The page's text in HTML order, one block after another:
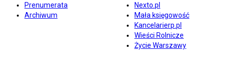
Prenumerata
Archiwum
Nexto.pl
Mała księgowość
Kancelarierp.pl
Wieści Rolnicze
Życie Warszawy